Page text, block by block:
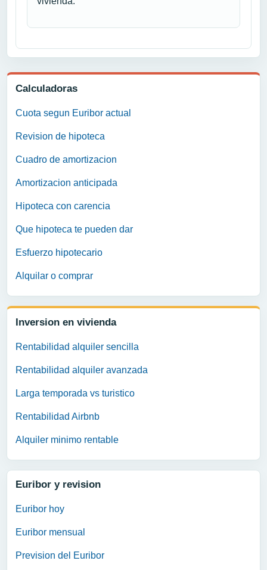
Calculadoras
Cuota segun Euribor actual
Revision de hipoteca
Cuadro de amortizacion
Amortizacion anticipada
Hipoteca con carencia
Que hipoteca te pueden dar
Esfuerzo hipotecario
Alquilar o comprar
Inversion en vivienda
Rentabilidad alquiler sencilla
Rentabilidad alquiler avanzada
Larga temporada vs turistico
Rentabilidad Airbnb
Alquiler minimo rentable
Euribor y revision
Euribor hoy
Euribor mensual
Prevision del Euribor